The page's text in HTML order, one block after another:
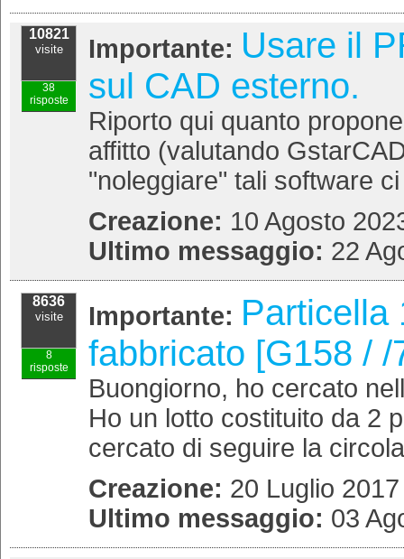
10821
visite
38
risposte
Importante: Usare il
sul CAD esterno.
Riporto qui quanto
affitto (valutando
"noleggiare" tali software
Creazione: 10 Agosto
Ultimo messaggio: 22
8636
visite
8
risposte
Importante: Particella
fabbricato [G158 /
Buongiorno, ho cercato
Ho un lotto costituito da 2
cercato di seguire la
Creazione: 20 Luglio
Ultimo messaggio: 03